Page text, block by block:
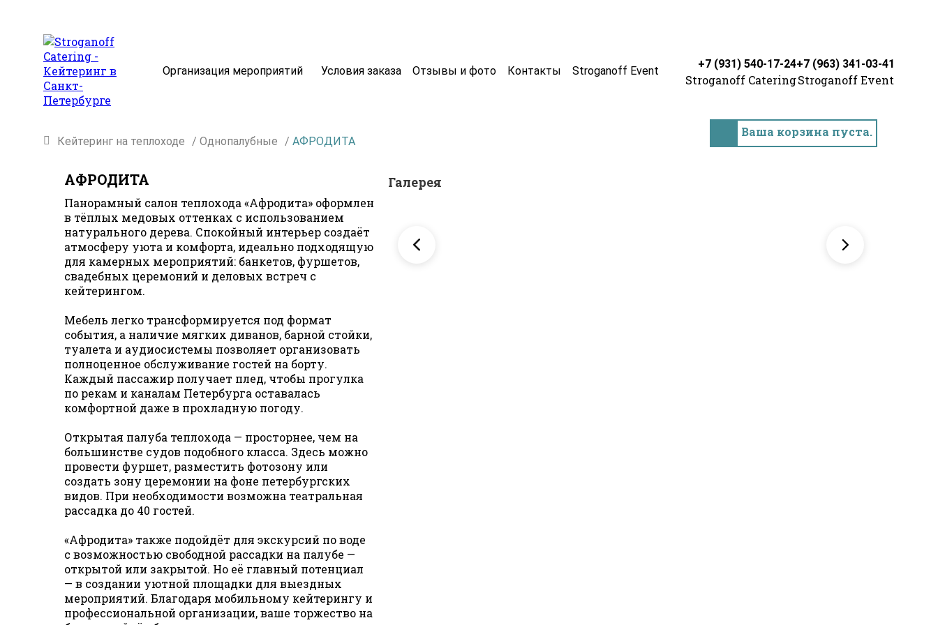
Организация мероприятий Условия заказа Отзывы и фото Контакты Stroganoff Event
Ваша корзина пуста.
+7 (931) 540-17-24
Stroganoff Catering
+7 (963) 341-03-41
Stroganoff Event
Кейтеринг на теплоходе / Однопалубные / АФРОДИТА
АФРОДИТА
Панорамный салон теплохода «Афродита» оформлен
в тёплых медовых оттенках с использованием
натурального дерева. Спокойный интерьер создаёт
атмосферу уюта и комфорта, идеально подходящую
для камерных мероприятий: банкетов, фуршетов,
свадебных церемоний и деловых встреч с
кейтерингом.
Мебель легко трансформируется под формат
события, а наличие мягких диванов, барной стойки,
туалета и аудиосистемы позволяет организовать
полноценное обслуживание гостей на борту.
Каждый пассажир получает плед, чтобы прогулка
по рекам и каналам Петербурга оставалась
комфортной даже в прохладную погоду.
Открытая палуба теплохода — просторнее, чем на
большинстве судов подобного класса. Здесь можно
провести фуршет, разместить фотозону или
создать зону церемонии на фоне петербургских
видов. При необходимости возможна театральная
рассадка до 40 гостей.
«Афродита» также подойдёт для экскурсий по воде
с возможностью свободной рассадки на палубе —
открытой или закрытой. Но её главный потенциал
— в создании уютной площадки для выездных
мероприятий. Благодаря мобильному кейтерингу и
профессиональной организации, ваше торжество на
Галерея